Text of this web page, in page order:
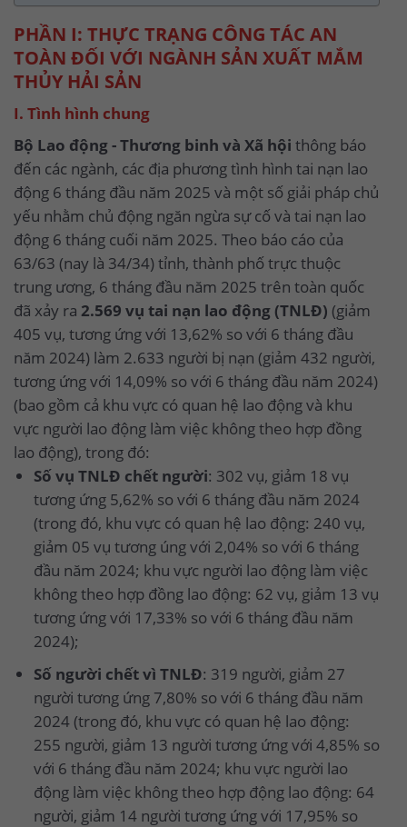
PHẦN I: THỰC TRẠNG CÔNG TÁC AN
TOÀN ĐỐI VỚI NGÀNH SẢN XUẤT MẮM
THỦY HẢI SẢN
I. Tình hình chung
Bộ Lao động - Thương binh và Xã hội thông báo
đến các ngành, các địa phương tình hình tai nạn lao
động 6 tháng đầu năm 2025 và một số giải pháp chủ
yếu nhằm chủ động ngăn ngừa sự cố và tai nạn lao
động 6 tháng cuối năm 2025. Theo báo cáo của
63/63 (nay là 34/34) tỉnh, thành phố trực thuộc
trung ương, 6 tháng đầu năm 2025 trên toàn quốc
đã xảy ra 2.569 vụ tai nạn lao động (TNLĐ) (giảm
405 vụ, tương ứng với 13,62% so với 6 tháng đầu
năm 2024) làm 2.633 người bị nạn (giảm 432 người,
tương ứng với 14,09% so với 6 tháng đầu năm 2024)
(bao gồm cả khu vực có quan hệ lao động và khu
vực người lao động làm việc không theo hợp đồng
lao động), trong đó:
Số vụ TNLĐ chết người: 302 vụ, giảm 18 vụ
tương ứng 5,62% so với 6 tháng đầu năm 2024
(trong đó, khu vực có quan hệ lao động: 240 vụ,
giảm 05 vụ tương úng với 2,04% so với 6 tháng
đầu năm 2024; khu vực người lao động làm việc
không theo hợp đồng lao động: 62 vụ, giảm 13 vụ
tương ứng với 17,33% so với 6 tháng đầu năm
2024);
Số người chết vì TNLĐ: 319 người, giảm 27
người tương ứng 7,80% so với 6 tháng đầu năm
2024 (trong đó, khu vực có quan hệ lao động:
255 người, giảm 13 người tương ứng với 4,85% so
với 6 tháng đầu năm 2024; khu vực người lao
động làm việc không theo hợp động lao động: 64
người, giảm 14 người tương ứng với 17,95% so